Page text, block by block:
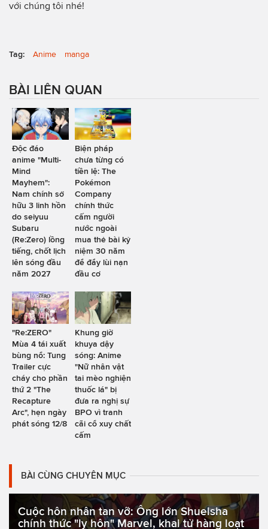
với chúng tôi nhé!
Tag: Anime manga
BÀI LIÊN QUAN
Độc đáo
anime "Multi-
Mind
Mayhem":
Nam chính sở
hữu 3 linh hồn
do seiyuu
Subaru
(Re:Zero) lồng
tiếng, chốt lịch
lên sóng đầu
năm 2027
Biện pháp
chưa từng có
tiền lệ: The
Pokémon
Company
chính thức
cấm người
nước ngoài
mua thẻ bài kỷ
niệm 30 năm
để đẩy lùi nạn
đầu cơ
"Re:ZERO"
Mùa 4 tái xuất
bùng nổ: Tung
Trailer cực
cháy cho phần
thứ 2 "The
Recapture
Arc", hẹn ngày
phát sóng 12/8
Khung giờ
khuya dậy
sóng: Anime
"Nữ nhân vật
tai mèo nghiện
thuốc lá" bị
đưa ra nghị sự
BPO vì tranh
cãi cổ xuy chất
cấm
BÀI CÙNG CHUYÊN MỤC
Cuộc hôn nhân tan vỡ: Ông lớn Shueisha
chính thức "ly hôn" Marvel, khai tử hàng loạt